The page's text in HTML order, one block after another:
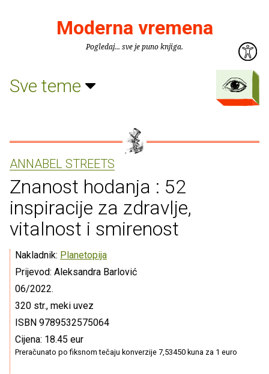
Moderna vremena
Pogledaj... sve je puno knjiga.
Sve teme
ANNABEL STREETS
Znanost hodanja : 52
inspiracije za zdravlje,
vitalnost i smirenost
Nakladnik: Planetopija
Prijevod: Aleksandra Barlović
06/2022.
320 str., meki uvez
ISBN 9789532575064
Cijena: 18.45 eur
Preračunato po fiksnom tečaju konverzije 7,53450 kuna za 1 euro